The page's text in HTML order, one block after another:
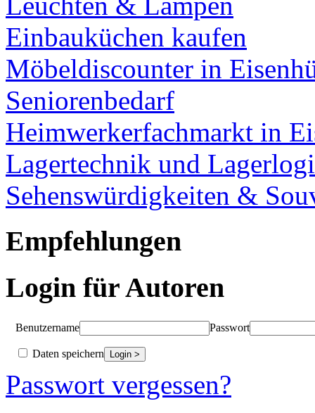
Einbauküchen kaufen
Möbeldiscounter in
Seniorenbedarf
Heimwerkerfachmarkt in
Lagertechnik und
Sehenswürdigkeiten &
Empfehlungen
Login für Autoren
Benutzername Passwort
Daten speichern
Passwort vergessen?